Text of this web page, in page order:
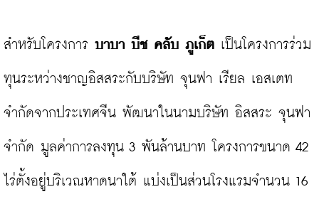
สำหรับโครงการ บาบา บีช คลับ ภูเก็ต เป็นโครงการร่วม
ทุนระหว่างชาญอิสสระกับบริษัท จุนฟา เรียล เอสเตท
จำกัดจากประเทศจีน พัฒนาในนามบริษัท อิสสระ จุนฟา
จำกัด มูลค่าการลงทุน 3 พันล้านบาท โครงการขนาด 42
ไร่ตั้งอยู่บริเวณหาดนาใต้ แบ่งเป็นส่วนโรงแรมจำนวน 16